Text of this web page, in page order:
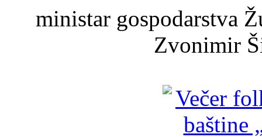
ministar gospodarstva
Zvonimir